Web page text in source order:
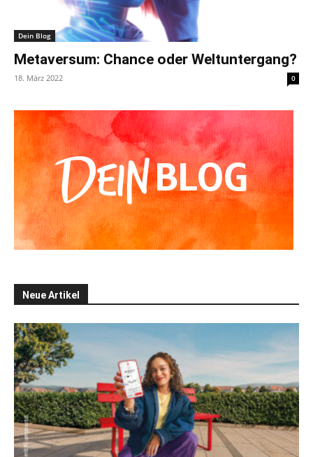
Dein Blog
Metaversum: Chance oder Weltuntergang?
18. März 2022 0
Neue Artikel